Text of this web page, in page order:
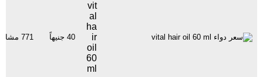
vit
al
ha
ir
oil
60
ml
40 جنيهاً 771 مشاهدة